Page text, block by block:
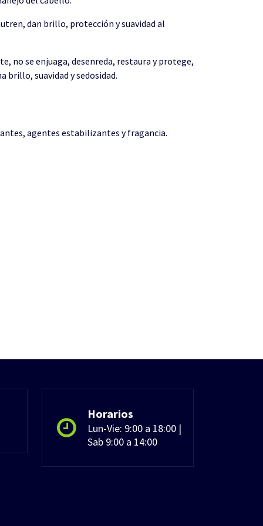
dan brillo, protección y suavidad al
no se enjuaga, desenreda, restaura y protege,
brillo, suavidad y sedosidad.
agentes estabilizantes y fragancia.
Horarios
Lun-Vie: 9:00 a 18:00 |
Sab 9:00 a 14:00